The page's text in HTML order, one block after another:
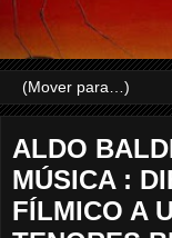
ALDO
MÚSICA :
FÍLMICO A